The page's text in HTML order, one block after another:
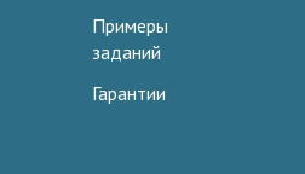
Примеры
заданий
Гарантии